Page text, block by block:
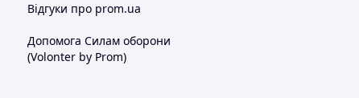
Відгуки про prom.ua
Допомога Силам оборони
(Volonter by Prom)